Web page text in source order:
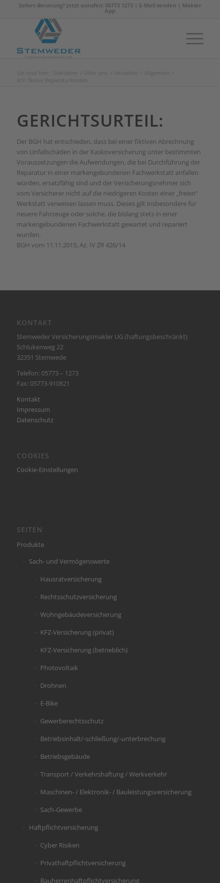
Sofort-Beratung? Jetzt anrufen: 05773 1273 | E-Mail senden Makler
App
Sie sind hier: Startseite Über uns Aktuelles Allgemein
Kfz: fiktive Reparaturkosten
GERICHTSURTEIL:
Der BGH hat entschieden, dass bei einer fiktiven Abrechnung
von Unfallschäden in der Kaskoversicherung unter bestimmten
Voraussetzungen die Aufwendungen, die bei Durchführung der
Reparatur in einer markengebundenen Fachwerkstatt anfallen
würden, ersatzfähig sind und der Versicherungsnehmer sich
vom Versicherer nicht auf die niedrigeren Kosten einer „freien“
Werkstatt verweisen lassen muss. Dieses gilt insbesondere für
neuere Fahrzeuge oder solche, die bislang stets in einer
markengebundenen Fachwerkstatt gewartet und repariert
wurden.
BGH vom 11.11.2015, Az. IV ZR 426/14
KONTAKT
Stemweder Versicherungsmakler UG (haftungsbeschränkt)
Schlukenweg 22
32351 Stemwede
Telefon: 05773 – 1273
Fax: 05773-910821
Kontakt
Impressum
Datenschutz
COOKIES
Cookie-Einstellungen
SEITEN
Produkte
Sach- und Vermögenswerte
Hausratversicherung
Rechtsschutzversicherung
Wohngebäudeversicherung
KFZ-Versicherung (privat)
KFZ-Versicherung (betrieblich)
Photovoltaik
Drohnen
E-Bike
Gewerberechtsschutz
Betriebsinhalt/-schließung/-unterbrechung
Betriebsgebäude
Transport / Verkehrshaftung / Werkverkehr
Maschinen- / Elektronik- / Bauleistungsversicherung
Sach-Gewerbe
Haftpflichtversicherung
Cyber Risiken
Privathaftpflichtversicherung
Bauherrenhaftpflichtversicherung